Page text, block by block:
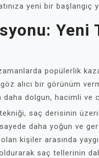
yeni bir başlangıç
Yeni
popülerlik
alıcı bir görünüm
daha dolgun, hacimli ve
saç derisinin
sayede daha yoğun ve
kişiler arasında
saç tellerinin